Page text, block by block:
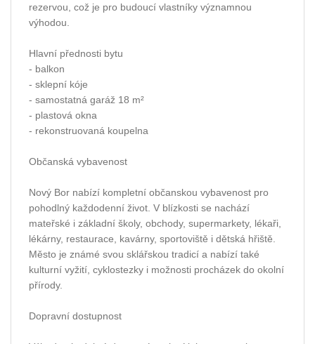
rezervou, což je pro budoucí vlastníky významnou
výhodou.
Hlavní přednosti bytu
- balkon
- sklepní kóje
- samostatná garáž 18 m²
- plastová okna
- rekonstruovaná koupelna
Občanská vybavenost
Nový Bor nabízí kompletní občanskou vybavenost pro
pohodlný každodenní život. V blízkosti se nachází
mateřské i základní školy, obchody, supermarkety, lékaři,
lékárny, restaurace, kavárny, sportoviště i dětská hřiště.
Město je známé svou sklářskou tradicí a nabízí také
kulturní vyžití, cyklostezky i možnosti procházek do okolní
přírody.
Dopravní dostupnost